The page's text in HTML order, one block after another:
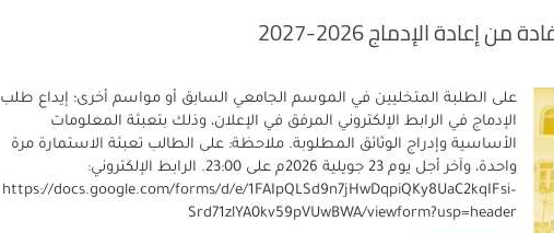
الإدماج 2026-2027
على الطلبة المتخليين في الموسم الجامعي السابق أو مواسم أخرى؛ إيداع طلب
الإدماج في الرابط الإلكتروني المرفق في الإعلان، وذلك بتعبئة المعلومات
الأساسية وإدراج الوثائق المطلوبة. ملاحظة: على الطالب تعبئة الاستمارة مرة
واحدة، وآخر أجل يوم 23 جويلية 2026م على 23:00. الرابط الإلكتروني:
https://docs.google.com/forms/d/e/1FAIpQLSd9n7jHwDqpiQKy8UaC2kqIFsi–
Srd71zlYA0kv59pVUwBWA/viewform?usp=header